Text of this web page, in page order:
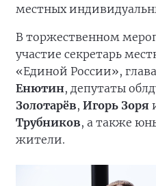
местных
В торжественном
участие секретарь
«Единой России»,
Енютин, депутаты
Золотарёв, Игорь Зоря
Трубников, а также
жители.